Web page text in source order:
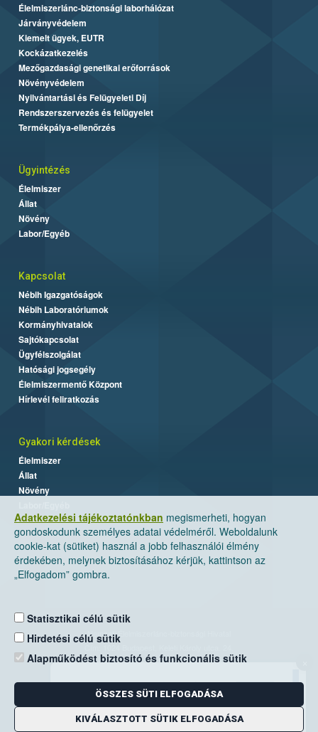
Adatkezelési tájékoztatónkban megismerheti, hogyan
gondoskodunk személyes adatai védelméről. Weboldalunk
cookie-kat (sütiket) használ a jobb felhasználói élmény
érdekében, melynek biztosításához kérjük, kattintson az
„Elfogadom” gombra.
Statisztikai célú sütik
Hirdetési célú sütik
Alapműködést biztosító és funkcionális sütik
ÖSSZES SÜTI ELFOGADÁSA
KIVÁLASZTOTT SÜTIK ELFOGADÁSA
Élelmiszerlánc-biztonsági laborhálózat
Járványvédelem
Kiemelt ügyek, EUTR
Kockázatkezelés
Mezőgazdasági genetikai erőforrások
Növényvédelem
Nyilvántartási és Felügyeleti Díj
Rendszerszervezés és felügyelet
Termékpálya-ellenőrzés
Ügyintézés
Élelmiszer
Állat
Növény
Labor/Egyéb
Kapcsolat
Nébih Igazgatóságok
Nébih Laboratóriumok
Kormányhivatalok
Sajtókapcsolat
Ügyfélszolgálat
Hatósági jogsegély
Élelmiszermentő Központ
Hírlevél feliratkozás
Gyakori kérdések
Élelmiszer
Állat
Növény
Nemzeti Élelmiszerlánc-biztonsági Hivatal
Levelezési cím: 1525 Budapest. Pf. 30.
E-mail:ugyfelszolgalat@nebih.gov.hu
Zöld szám: 06-80/263-244
Telefon: 06-1/ 336-9000